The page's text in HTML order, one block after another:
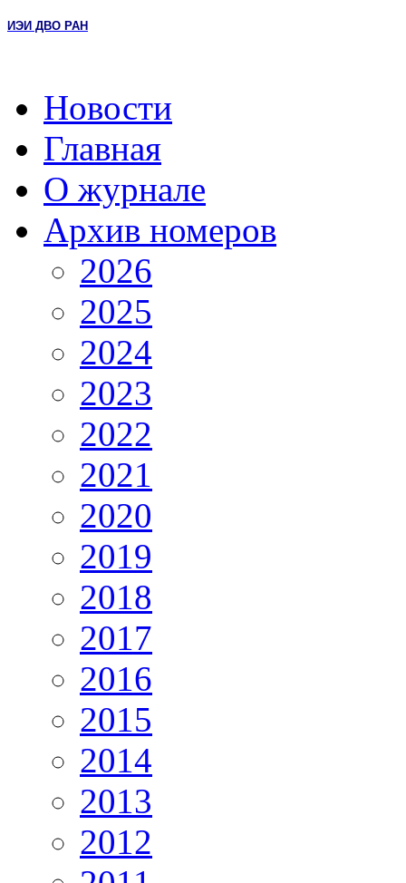
ИЭИ ДВО РАН
Новости
Главная
О журнале
Архив номеров
2026
2025
2024
2023
2022
2021
2020
2019
2018
2017
2016
2015
2014
2013
2012